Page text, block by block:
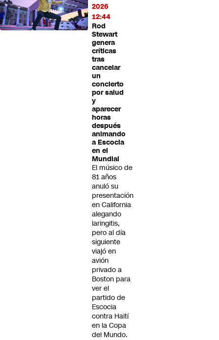
2026
12:44
Rod
Stewart
genera
críticas
tras
cancelar
un
concierto
por salud
y
aparecer
horas
después
animando
a Escocia
en el
Mundial
El músico de
81 años
anuló su
presentación
en California
alegando
laringitis,
pero al día
siguiente
viajó en
avión
privado a
Boston para
ver el
partido de
Escocia
contra Haití
en la Copa
del Mundo.